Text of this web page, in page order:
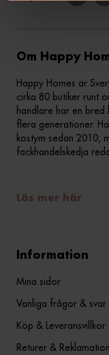
Om Happy
Happy Homes är
cirka 80 butiker runt
handlare har en bred
flera generationer.
kostym sedan 2010,
fackhandelskedja
Läs mer här
Information
Mina sidor
Vanliga frågor & svar
Köp & Leveransvillkor
Returer &